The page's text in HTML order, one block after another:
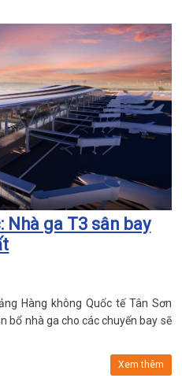
ga T3 sân bay
Hàng không Quốc tế Tân Sơn
bổ nhà ga cho các chuyến bay sẽ
Xem thêm